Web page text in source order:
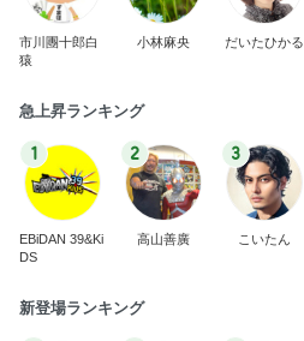
市川團十郎白
猿
小林麻央 だいたひかる
急上昇ランキング
1
EBiDAN 39&Ki
DS
2
高山善廣
3
こいたん
新登場ランキング